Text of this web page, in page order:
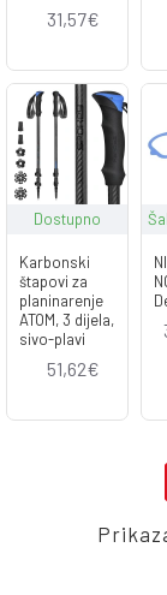
31,57€
Dostupno
Karbonski
štapovi za
planinarenje
ATOM, 3 dijela,
sivo-plavi
51,62€